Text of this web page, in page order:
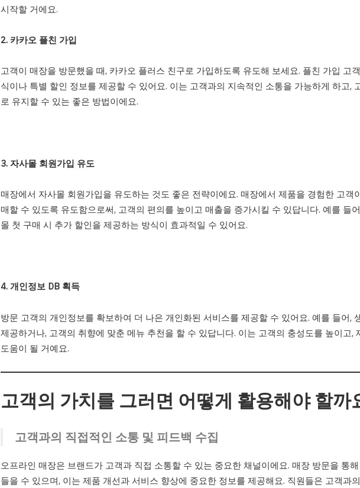
시작할 거에요.
2. 카카오 플친 가입
고객이 매장을 방문했을 때, 카카오 플러스 친구로 가입하도록 유도해 보세요. 플친 가입 고
식이나 특별 할인 정보를 제공할 수 있어요. 이는 고객과의 지속적인 소통을 가능하게 하고,
로 유지할 수 있는 좋은 방법이에요.
3. 자사몰 회원가입 유도
매장에서 자사몰 회원가입을 유도하는 것도 좋은 전략이에요. 매장에서 제품을 경험한 고객
매할 수 있도록 유도함으로써, 고객의 편의를 높이고 매출을 증가시킬 수 있답니다. 예를 들
몰 첫 구매 시 추가 할인을 제공하는 방식이 효과적일 수 있어요.
4. 개인정보 DB 획득
방문 고객의 개인정보를 확보하여 더 나은 개인화된 서비스를 제공할 수 있어요. 예를 들어,
제공하거나, 고객의 취향에 맞춘 메뉴 추천을 할 수 있답니다. 이는 고객의 충성도를 높이고,
도움이 될 거예요.
고객의 가치를 그러면 어떻게 활용해야 할까
고객과의 직접적인 소통 및 피드백 수집
오프라인 매장은 브랜드가 고객과 직접 소통할 수 있는 중요한 채널이에요. 매장 방문을 통
들을 수 있으며, 이는 제품 개선과 서비스 향상에 중요한 정보를 제공해요. 직원들은 고객과